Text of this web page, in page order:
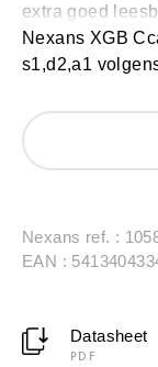
extra goed
XGB Cca
temperaturen
samenstelling.
van een
transparantie
Nexans XGB
s1,d2,a1
Nexans ref. :
EAN :
Datasheet
PDF